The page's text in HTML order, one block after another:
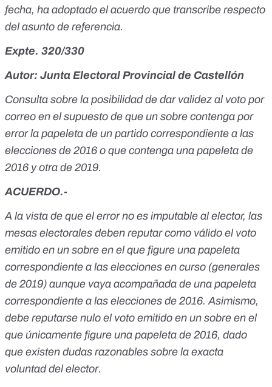
fecha, ha adoptado el acuerdo que transcribe respecto
del asunto de referencia.
Expte. 320/330
Autor: Junta Electoral Provincial de Castellón
Consulta sobre la posibilidad de dar validez al voto por
correo en el supuesto de que un sobre contenga por
error la papeleta de un partido correspondiente a las
elecciones de 2016 o que contenga una papeleta de
2016 y otra de 2019.
ACUERDO.-
A la vista de que el error no es imputable al elector, las
mesas electorales deben reputar como válido el voto
emitido en un sobre en el que figure una papeleta
correspondiente a las elecciones en curso (generales
de 2019) aunque vaya acompañada de una papeleta
correspondiente a las elecciones de 2016. Asimismo,
debe reputarse nulo el voto emitido en un sobre en el
que únicamente figure una papeleta de 2016, dado
que existen dudas razonables sobre la exacta
voluntad del elector.